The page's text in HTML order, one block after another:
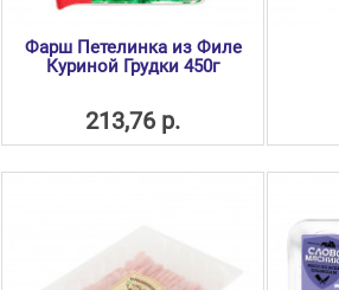
Фарш Петелинка из Филе
Куриной Грудки 450г
213,76 р.